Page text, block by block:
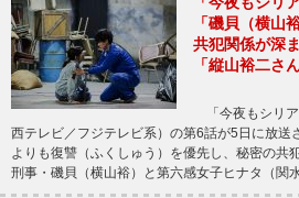
「磯貝（横山
共犯関係が深
「縦山裕二さ
「今夜もシリ
西テレビ／フジテレビ系）の第6話が5日に放
よりも復讐（ふくしゅう）を優先し、秘密の共
刑事・磯貝（横山裕）と第六感女子ヒナタ（関